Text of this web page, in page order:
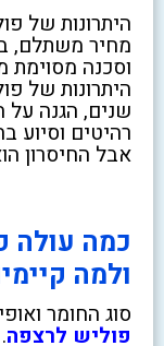
היתרונות של
מחיר משתלם,
וסכנה
שנים, הגנה על
רהיטים וסיוע
אבל החיסרון
כמה עולה
ולמה
סוג החומר
פוליש לרצפה